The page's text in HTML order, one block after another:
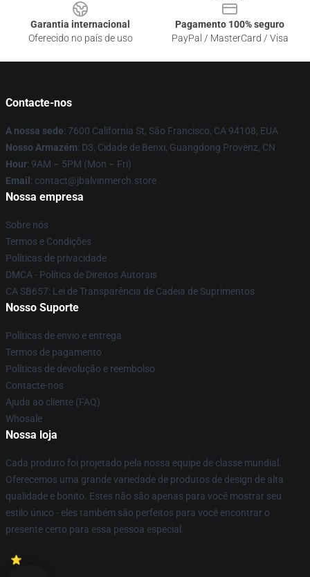
Garantia internacional
Oferecido no país de uso
Pagamento 100% seguro
PayPal / MasterCard / Visa
Contacte-nos
A nossa sede: 7600 California St, São Francisco, CA 94108, EUA
Nosso Armazém: D3, Cidade de Benxi, Guangdong Provënz, CN
Hour: 9AM – 5PM (Mon – Fri)
Email : contact@jbalvinmerch.store
Nossa empresa
Sobre nós
Termos e Condições
Políticas de privacidade
DMCA - Política de Direitos Autorais
CA SB657: Lei de Transparência de Cadeia de Suprimentos
Nosso Suporte
Políticas de envio e entrega
Termos de pagamento
Políticas de devolução e reembolso
Contacte-nos
Ajuda ao cliente (FAQ)
Whosale
Nossa loja
Cada produto foi projetado pela nossa equipe de classe mundial.
Oferecemos uma grande variedade de produtos de design de alta
qualidade e bonito. Estes não são apenas para você mostrar seu
estilo único - eles também são perfeitos para você encontrar o
presente certo para essa pessoa especial.